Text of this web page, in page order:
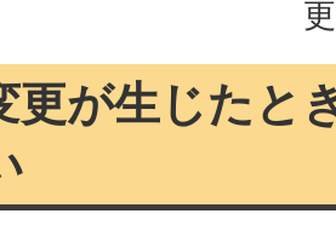
更が生じたと